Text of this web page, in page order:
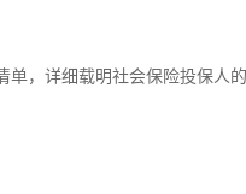
单，详细载明社会保险投保人